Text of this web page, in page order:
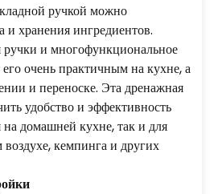
ручкой можно
и хранения ингредиентов.
ручки и многофункциональное
очень практичным на кухне, а
и переноске. Эта дренажная
удобство и эффективность
на домашней кухне, так и для
кемпинга и других